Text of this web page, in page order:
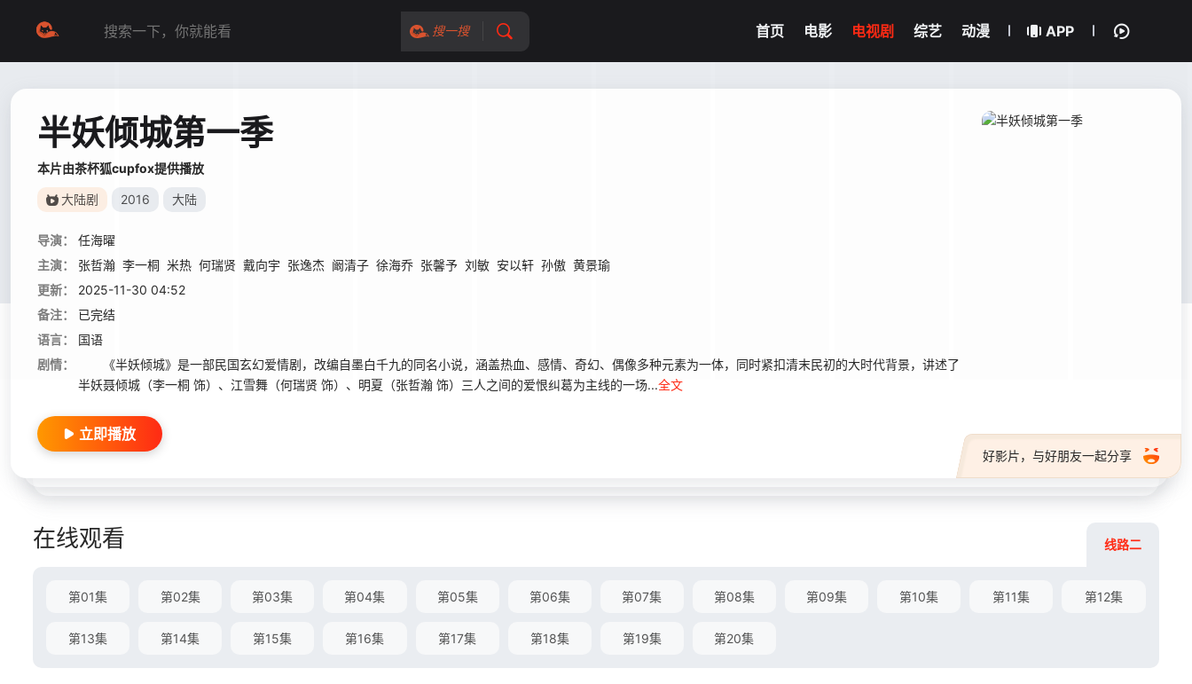
搜一搜 首页 电影 电视剧 综艺 动漫 APP
半妖倾城第一季
本片由茶杯狐cupfox提供播放
大陆剧 2016 大陆
导演：
任海曜
主演：
张哲瀚 李一桐 米热 何瑞贤 戴向宇 张逸杰 阚清子 徐海乔 张馨予 刘敏 安以轩 孙傲 黄景瑜
更新：
2025-11-30 04:52
备注：
已完结
语言：
国语
剧情：
《半妖倾城》是一部民国玄幻爱情剧，改编自墨白千九的同名小说，涵盖热血、感情、奇幻、偶像多种元素为一体，同时紧扣清末民初的大时代背景，讲述了
半妖聂倾城（李一桐 饰）、江雪舞（何瑞贤 饰）、明夏（张哲瀚 饰）三人之间的爱恨纠葛为主线的一场...全文
好影片，与好朋友一起分享
立即播放
在线观看 线路二
第01集 第02集 第03集 第04集 第05集 第06集 第07集 第08集 第09集 第10集 第11集 第12集
第13集 第14集 第15集 第16集 第17集 第18集 第19集 第20集